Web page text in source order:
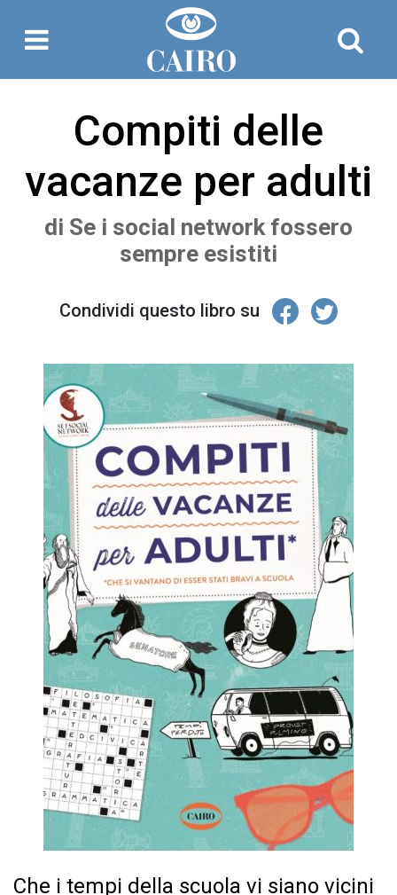
Compiti delle
vacanze per adulti
di Se i social network fossero
sempre esistiti
Condividi questo libro su
Che i tempi della scuola vi siano vicini